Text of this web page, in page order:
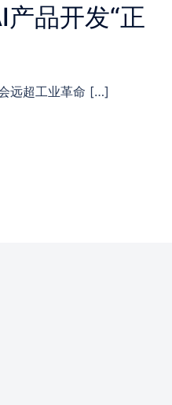
品开发“正
远超工业革命 […]